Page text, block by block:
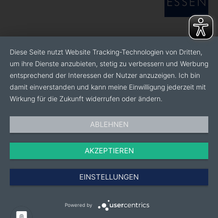
Diese Seite nutzt Website Tracking-Technologien von Dritten,
um ihre Dienste anzubieten, stetig zu verbessern und Werbung
entsprechend der Interessen der Nutzer anzuzeigen. Ich bin
damit einverstanden und kann meine Einwilligung jederzeit mit
Wirkung für die Zukunft widerrufen oder ändern.
ABLEHNEN
AKZEPTIEREN
EINSTELLUNGEN
Powered by